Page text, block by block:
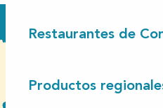
Restaurantes de
Productos